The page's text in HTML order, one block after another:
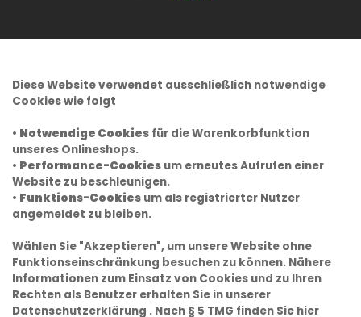
Diese Website verwendet ausschließlich notwendige
Cookies wie folgt
• Notwendige Cookies für die Warenkorbfunktion
unseres Onlineshops.
• Performance-Cookies um erneutes Aufrufen einer
Website zu beschleunigen.
• Funktions-Cookies um als registrierter Nutzer
angemeldet zu bleiben.
Wählen Sie "Akzeptieren", um unsere Website ohne
Funktionseinschränkung besuchen zu können. Nähere
Informationen zum Einsatz von Cookies und zu Ihren
Rechten als Benutzer erhalten Sie in unserer
Datenschutzerklärung . Nach § 5 TMG finden Sie hier